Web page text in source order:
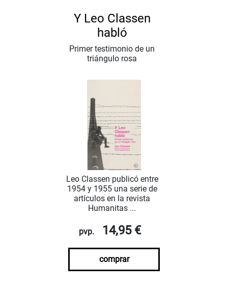
Y Leo Classen
habló
Primer testimonio de un
triángulo rosa
Leo Classen publicó entre
1954 y 1955 una serie de
artículos en la revista
Humanitas ...
pvp. 14,95 €
comprar